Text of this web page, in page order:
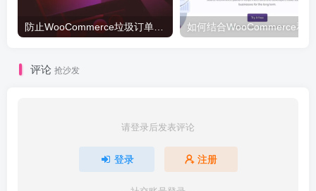
评论 抢沙发
请登录后发表评论
登录 注册